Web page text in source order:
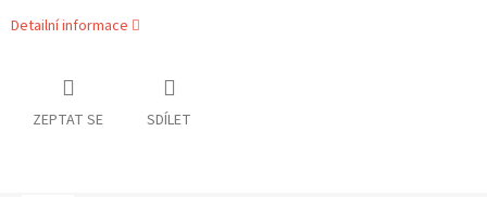
Detailní informace
ZEPTAT SE SDÍLET